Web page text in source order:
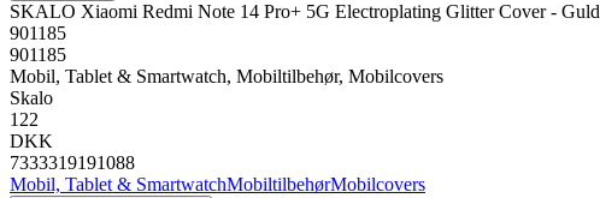
SKALO Xiaomi Redmi Note 14 Pro+ 5G Electroplating Glitter Cover - Guld
901185
901185
Mobil, Tablet & Smartwatch, Mobiltilbehør, Mobilcovers
Skalo
122
DKK
7333319191088
Mobil, Tablet & SmartwatchMobiltilbehørMobilcovers